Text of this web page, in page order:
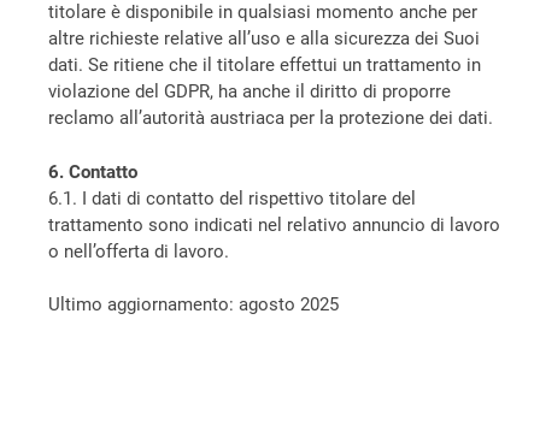
titolare è disponibile in qualsiasi momento anche per
altre richieste relative all’uso e alla sicurezza dei Suoi
dati. Se ritiene che il titolare effettui un trattamento in
violazione del GDPR, ha anche il diritto di proporre
reclamo all’autorità austriaca per la protezione dei dati.
6. Contatto
6.1. I dati di contatto del rispettivo titolare del
trattamento sono indicati nel relativo annuncio di lavoro
o nell’offerta di lavoro.
Ultimo aggiornamento: agosto 2025